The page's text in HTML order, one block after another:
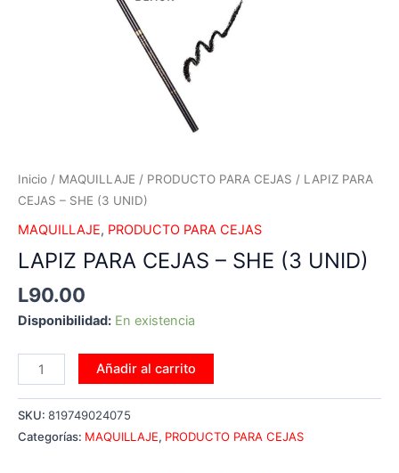
Inicio / MAQUILLAJE / PRODUCTO PARA CEJAS / LAPIZ PARA
CEJAS – SHE (3 UNID)
MAQUILLAJE, PRODUCTO PARA CEJAS
LAPIZ PARA CEJAS – SHE (3 UNID)
L90.00
Disponibilidad: En existencia
Añadir al carrito
SKU: 819749024075
Categorías: MAQUILLAJE, PRODUCTO PARA CEJAS